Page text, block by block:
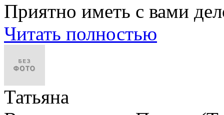
Приятно иметь с вами
Читать полностью
Татьяна